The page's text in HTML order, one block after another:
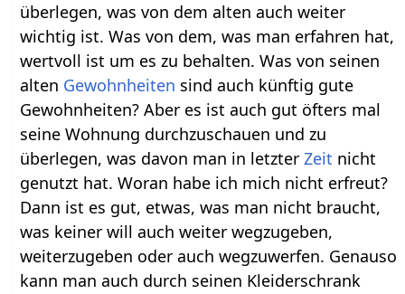
überlegen, was von dem alten auch weiter
wichtig ist. Was von dem, was man erfahren hat,
wertvoll ist um es zu behalten. Was von seinen
alten Gewohnheiten sind auch künftig gute
Gewohnheiten? Aber es ist auch gut öfters mal
seine Wohnung durchzuschauen und zu
überlegen, was davon man in letzterZeit nicht
genutzt hat. Woran habe ich mich nicht erfreut?
Dann ist es gut, etwas, was man nicht braucht,
was keiner will auch weiter wegzugeben,
weiterzugeben oder auch wegzuwerfen. Genauso
kann man auch durch seinen Kleiderschrank